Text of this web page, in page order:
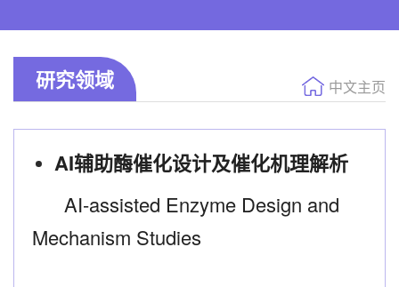
研究领域 中文主页
AI辅助酶催化设计及催化机理解析
AI-assisted Enzyme Design and
Mechanism Studies